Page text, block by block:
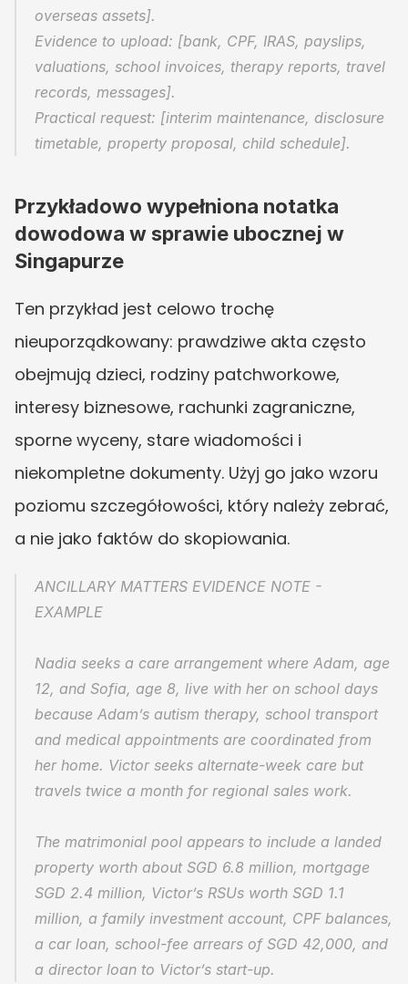
overseas assets].
Evidence to upload: [bank, CPF, IRAS, payslips,
valuations, school invoices, therapy reports, travel
records, messages].
Practical request: [interim maintenance, disclosure
timetable, property proposal, child schedule].
Przykładowo wypełniona notatka
dowodowa w sprawie ubocznej w
Singapurze
Ten przykład jest celowo trochę
nieuporządkowany: prawdziwe akta często
obejmują dzieci, rodziny patchworkowe,
interesy biznesowe, rachunki zagraniczne,
sporne wyceny, stare wiadomości i
niekompletne dokumenty. Użyj go jako wzoru
poziomu szczegółowości, który należy zebrać,
a nie jako faktów do skopiowania.
ANCILLARY MATTERS EVIDENCE NOTE -
EXAMPLE
Nadia seeks a care arrangement where Adam, age
12, and Sofia, age 8, live with her on school days
because Adam’s autism therapy, school transport
and medical appointments are coordinated from
her home. Victor seeks alternate-week care but
travels twice a month for regional sales work.
The matrimonial pool appears to include a landed
property worth about SGD 6.8 million, mortgage
SGD 2.4 million, Victor’s RSUs worth SGD 1.1
million, a family investment account, CPF balances,
a car loan, school-fee arrears of SGD 42,000, and
a director loan to Victor’s start-up.